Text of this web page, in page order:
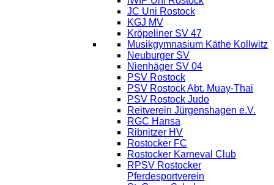
JC Uni Rostock
KGJ MV
Kröpeliner SV 47
Musikgymnasium Käthe Kollwitz
Neuburger SV
Nienhäger SV 04
PSV Rostock
PSV Rostock Abt. Muay-Thai
PSV Rostock Judo
Reitverein Jürgenshagen e.V.
RGC Hansa
Ribnitzer HV
Rostocker FC
Rostocker Karneval Club
RPSV Rostocker
Pferdesportverein